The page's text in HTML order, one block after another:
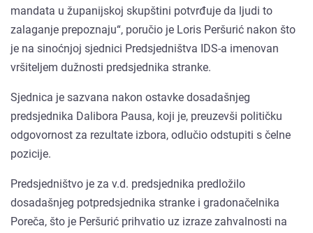
mandata u županijskoj skupštini potvrđuje da ljudi to
zalaganje prepoznaju“, poručio je Loris Peršurić nakon što
je na sinoćnjoj sjednici Predsjedništva IDS-a imenovan
vršiteljem dužnosti predsjednika stranke.
Sjednica je sazvana nakon ostavke dosadašnjeg
predsjednika Dalibora Pausa, koji je, preuzevši političku
odgovornost za rezultate izbora, odlučio odstupiti s čelne
pozicije.
Predsjedništvo je za v.d. predsjednika predložilo
dosadašnjeg potpredsjednika stranke i gradonačelnika
Poreča, što je Peršurić prihvatio uz izraze zahvalnosti na